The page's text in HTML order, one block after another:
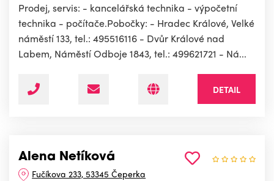
Prodej, servis: - kancelářská technika - výpočetní
technika - počítače.Pobočky: - Hradec Králové, Velké
náměstí 133, tel.: 495516116 - Dvůr Králové nad
Labem, Náměstí Odboje 1843, tel.: 499621721 - Ná...
DETAIL
Alena Netíková
Fučíkova 233, 53345 Čeperka